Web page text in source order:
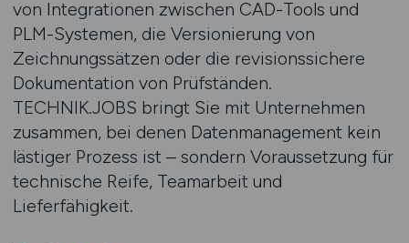
von Integrationen zwischen CAD-Tools und
PLM-Systemen, die Versionierung von
Zeichnungssätzen oder die revisionssichere
Dokumentation von Prüfständen.
TECHNIK.JOBS bringt Sie mit Unternehmen
zusammen, bei denen Datenmanagement kein
lästiger Prozess ist – sondern Voraussetzung für
technische Reife, Teamarbeit und
Lieferfähigkeit.